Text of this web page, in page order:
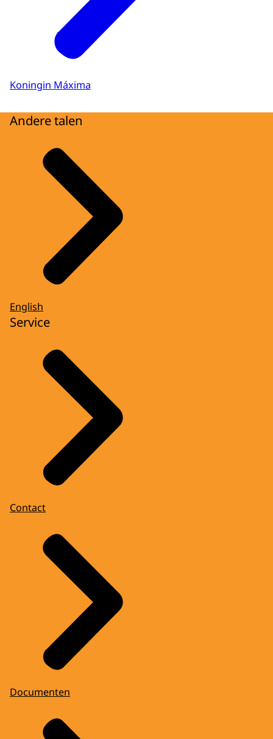
Koningin Máxima
Andere talen
English
Service
Contact
Documenten